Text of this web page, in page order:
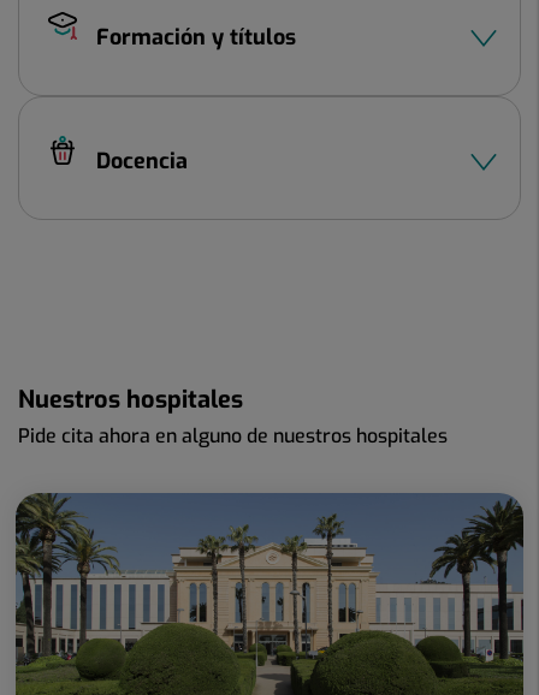
Formación y títulos
Docencia
Nuestros hospitales
Pide cita ahora en alguno de nuestros hospitales